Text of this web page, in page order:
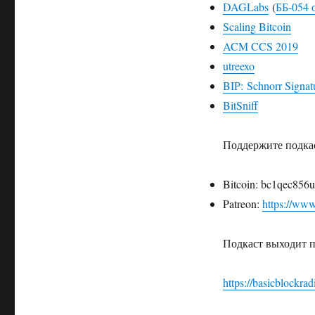
DAGLabs(ББ-054
Scaling Bitcoin
ACM CCS 2019
utreexo
BIP: Schnorr
BitSniff
Поддержите
Bitcoin:
Patreon: https://
Подкаст выходит
https://